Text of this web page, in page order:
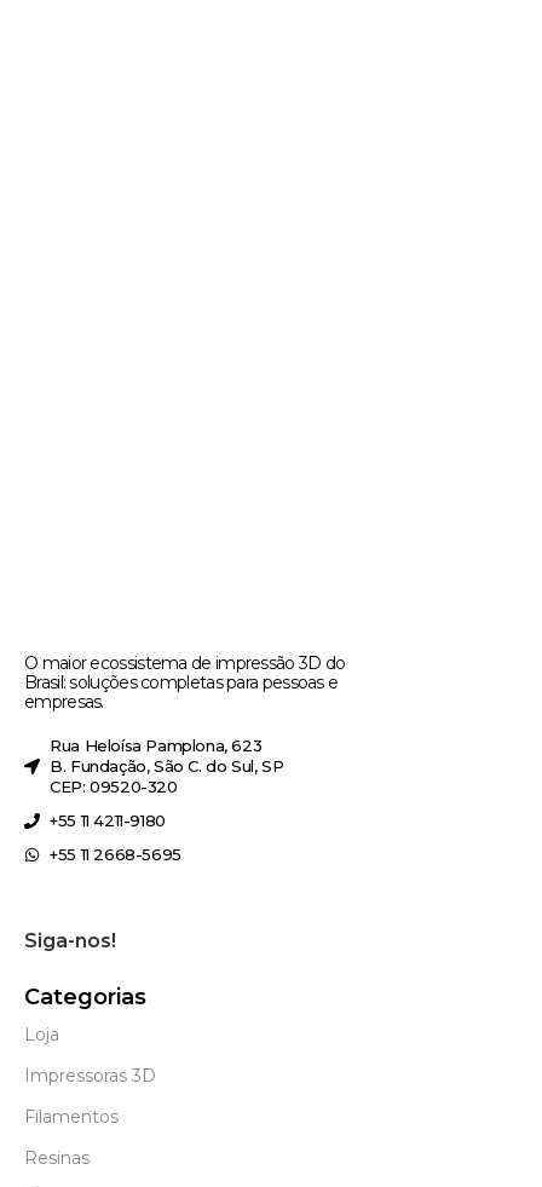
O maior ecossistema de impressão 3D do
Brasil: soluções completas para pessoas e
empresas.
Rua Heloísa Pamplona, 623
B. Fundação, São C. do Sul, SP
CEP: 09520-320
+55 11 4211-9180
+55 11 2668-5695
Siga-nos!
Categorias
Loja
Impressoras 3D
Filamentos
Resinas